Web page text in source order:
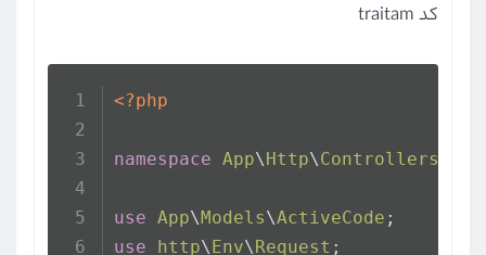
کد traitam
<?php
namespace App\Http\Controllers
use App\Models\ActiveCode ;
use
http\Env\Request ;